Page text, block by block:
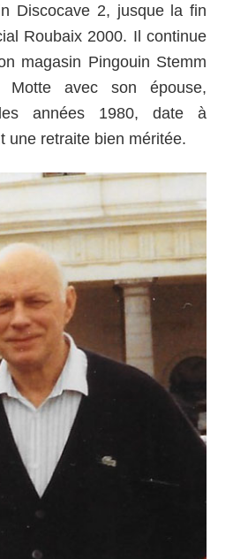
Discocave 2, jusque la fin
Roubaix 2000. Il continue
magasin Pingouin Stemm
avec son épouse,
années 1980, date à
une retraite bien méritée.